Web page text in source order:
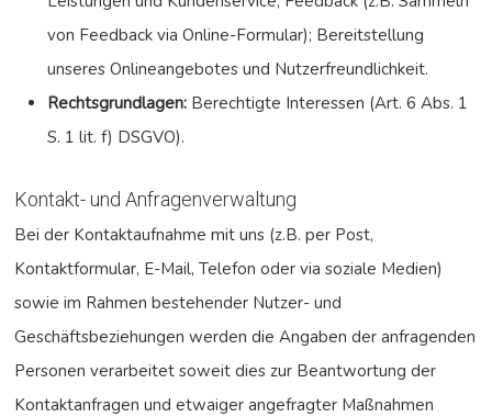
von Feedback via Online-Formular); Bereitstellung
unseres Onlineangebotes und Nutzerfreundlichkeit.
Rechtsgrundlagen: Berechtigte Interessen (Art. 6 Abs. 1
S. 1 lit. f) DSGVO).
Kontakt- und Anfragenverwaltung
Bei der Kontaktaufnahme mit uns (z.B. per Post,
Kontaktformular, E-Mail, Telefon oder via soziale Medien)
sowie im Rahmen bestehender Nutzer- und
Geschäftsbeziehungen werden die Angaben der anfragenden
Personen verarbeitet soweit dies zur Beantwortung der
Kontaktanfragen und etwaiger angefragter Maßnahmen